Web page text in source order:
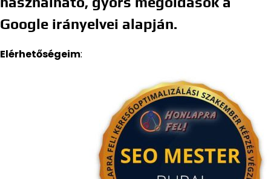
Google irányelvei alapján.
Elérhetőségeim: